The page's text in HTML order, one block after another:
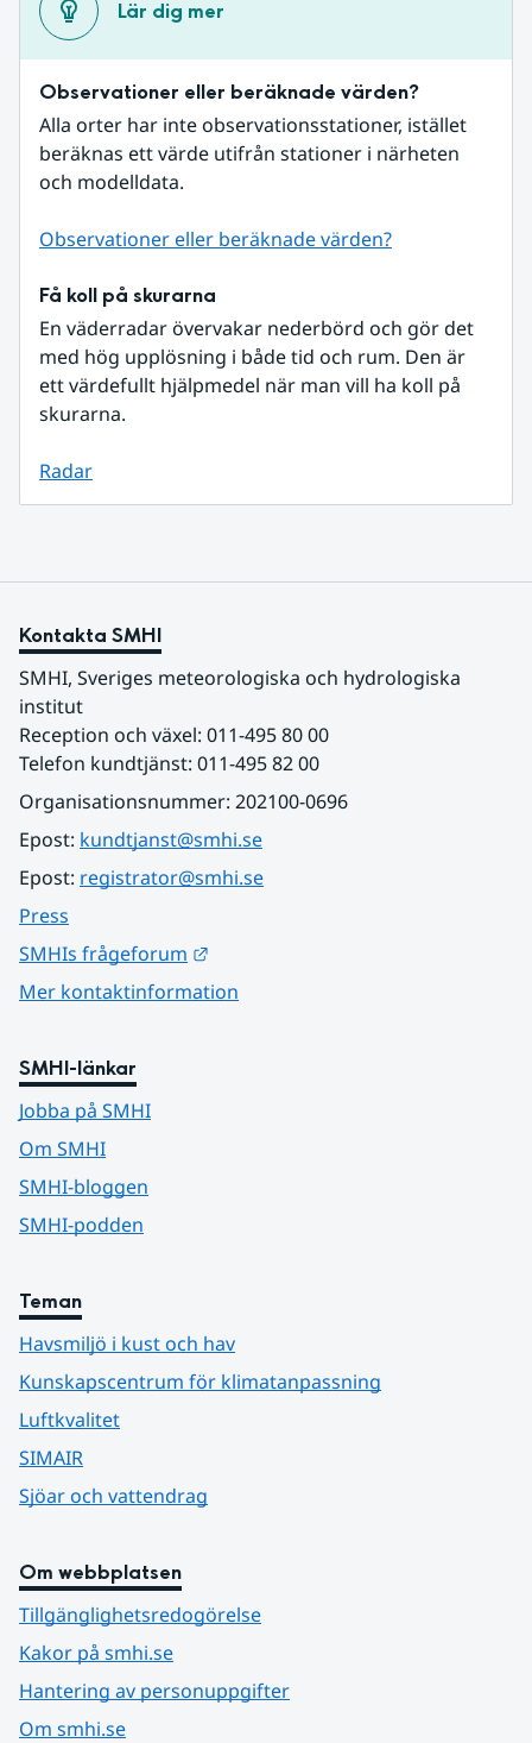
Lär dig mer
Observationer eller beräknade värden?
Alla orter har inte observationsstationer, istället
beräknas ett värde utifrån stationer i närheten
och modelldata.
Observationer eller beräknade värden?
Få koll på skurarna
En väderradar övervakar nederbörd och gör det
med hög upplösning i både tid och rum. Den är
ett värdefullt hjälpmedel när man vill ha koll på
skurarna.
Radar
Kontakta SMHI
SMHI, Sveriges meteorologiska och hydrologiska
institut
Reception och växel: 011-495 80 00
Telefon kundtjänst: 011-495 82 00
Organisationsnummer: 202100-0696
Epost: kundtjanst@smhi.se
Epost: registrator@smhi.se
Press
SMHIs frågeforum
Mer kontaktinformation
SMHI-länkar
Jobba på SMHI
Om SMHI
SMHI-bloggen
SMHI-podden
Teman
Havsmiljö i kust och hav
Kunskapscentrum för klimatanpassning
Luftkvalitet
SIMAIR
Sjöar och vattendrag
Om webbplatsen
Tillgänglighetsredogörelse
Kakor på smhi.se
Hantering av personuppgifter
Om smhi.se